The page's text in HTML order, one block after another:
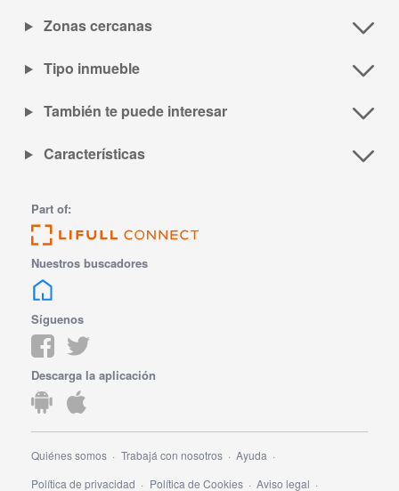
Zonas cercanas
Tipo inmueble
También te puede interesar
Características
Part of:
Nuestros buscadores
Síguenos
Descarga la aplicación
Quiénes somos Trabajá con nosotros
Ayuda
Política de privacidad
Política de Cookies Aviso legal